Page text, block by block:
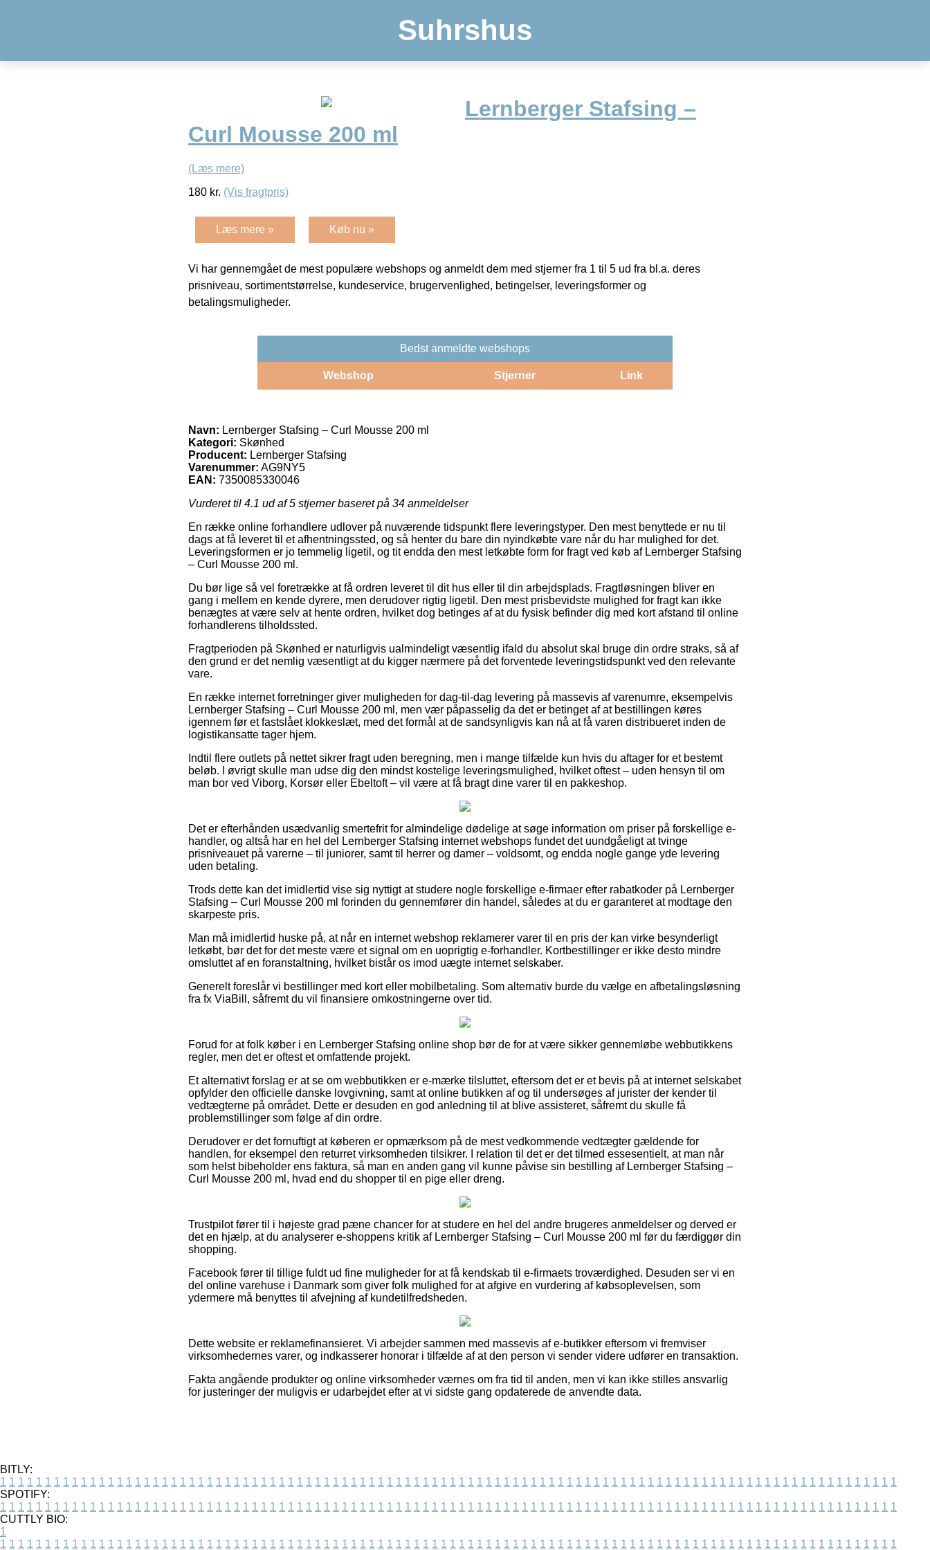
Suhrshus
Lernberger Stafsing –
Curl Mousse 200 ml
(Læs mere)
180 kr. (Vis fragtpris)
Læs mere » Køb nu »
Vi har gennemgået de mest populære webshops og anmeldt dem med stjerner fra 1 til 5 ud fra bl.a. deres
prisniveau, sortimentstørrelse, kundeservice, brugervenlighed, betingelser, leveringsformer og
betalingsmuligheder.
Bedst anmeldte webshops
Webshop Stjerner Link
Navn: Lernberger Stafsing – Curl Mousse 200 ml
Kategori: Skønhed
Producent: Lernberger Stafsing
Varenummer: AG9NY5
EAN: 7350085330046
Vurderet til 4.1 ud af 5 stjerner baseret på 34 anmeldelser
En række online forhandlere udlover på nuværende tidspunkt flere leveringstyper. Den mest benyttede er nu til
dags at få leveret til et afhentningssted, og så henter du bare din nyindkøbte vare når du har mulighed for det.
Leveringsformen er jo temmelig ligetil, og tit endda den mest letkøbte form for fragt ved køb af Lernberger Stafsing
– Curl Mousse 200 ml.
Du bør lige så vel foretrække at få ordren leveret til dit hus eller til din arbejdsplads. Fragtløsningen bliver en
gang i mellem en kende dyrere, men derudover rigtig ligetil. Den mest prisbevidste mulighed for fragt kan ikke
benægtes at være selv at hente ordren, hvilket dog betinges af at du fysisk befinder dig med kort afstand til online
forhandlerens tilholdssted.
Fragtperioden på Skønhed er naturligvis ualmindeligt væsentlig ifald du absolut skal bruge din ordre straks, så af
den grund er det nemlig væsentligt at du kigger nærmere på det forventede leveringstidspunkt ved den relevante
vare.
En række internet forretninger giver muligheden for dag-til-dag levering på massevis af varenumre, eksempelvis
Lernberger Stafsing – Curl Mousse 200 ml, men vær påpasselig da det er betinget af at bestillingen køres
igennem før et fastslået klokkeslæt, med det formål at de sandsynligvis kan nå at få varen distribueret inden de
logistikansatte tager hjem.
Indtil flere outlets på nettet sikrer fragt uden beregning, men i mange tilfælde kun hvis du aftager for et bestemt
beløb. I øvrigt skulle man udse dig den mindst kostelige leveringsmulighed, hvilket oftest – uden hensyn til om
man bor ved Viborg, Korsør eller Ebeltoft – vil være at få bragt dine varer til en pakkeshop.
Det er efterhånden usædvanlig smertefrit for almindelige dødelige at søge information om priser på forskellige e-
handler, og altså har en hel del Lernberger Stafsing internet webshops fundet det uundgåeligt at tvinge
prisniveauet på varerne – til juniorer, samt til herrer og damer – voldsomt, og endda nogle gange yde levering
uden betaling.
Trods dette kan det imidlertid vise sig nyttigt at studere nogle forskellige e-firmaer efter rabatkoder på Lernberger
Stafsing – Curl Mousse 200 ml forinden du gennemfører din handel, således at du er garanteret at modtage den
skarpeste pris.
Man må imidlertid huske på, at når en internet webshop reklamerer varer til en pris der kan virke besynderligt
letkøbt, bør det for det meste være et signal om en uoprigtig e-forhandler. Kortbestillinger er ikke desto mindre
omsluttet af en foranstaltning, hvilket bistår os imod uægte internet selskaber.
Generelt foreslår vi bestillinger med kort eller mobilbetaling. Som alternativ burde du vælge en afbetalingsløsning
fra fx ViaBill, såfremt du vil finansiere omkostningerne over tid.
Forud for at folk køber i en Lernberger Stafsing online shop bør de for at være sikker gennemløbe webbutikkens
regler, men det er oftest et omfattende projekt.
Et alternativt forslag er at se om webbutikken er e-mærke tilsluttet, eftersom det er et bevis på at internet selskabet
opfylder den officielle danske lovgivning, samt at online butikken af og til undersøges af jurister der kender til
vedtægterne på området. Dette er desuden en god anledning til at blive assisteret, såfremt du skulle få
problemstillinger som følge af din ordre.
Derudover er det fornuftigt at køberen er opmærksom på de mest vedkommende vedtægter gældende for
handlen, for eksempel den returret virksomheden tilsikrer. I relation til det er det tilmed essesentielt, at man når
som helst bibeholder ens faktura, så man en anden gang vil kunne påvise sin bestilling af Lernberger Stafsing –
Curl Mousse 200 ml, hvad end du shopper til en pige eller dreng.
Trustpilot fører til i højeste grad pæne chancer for at studere en hel del andre brugeres anmeldelser og derved er
det en hjælp, at du analyserer e-shoppens kritik af Lernberger Stafsing – Curl Mousse 200 ml før du færdiggør din
shopping.
Facebook fører til tillige fuldt ud fine muligheder for at få kendskab til e-firmaets troværdighed. Desuden ser vi en
del online varehuse i Danmark som giver folk mulighed for at afgive en vurdering af købsoplevelsen, som
ydermere må benyttes til afvejning af kundetilfredsheden.
Dette website er reklamefinansieret. Vi arbejder sammen med massevis af e-butikker eftersom vi fremviser
virksomhedernes varer, og indkasserer honorar i tilfælde af at den person vi sender videre udfører en transaktion.
Fakta angående produkter og online virksomheder værnes om fra tid til anden, men vi kan ikke stilles ansvarlig
for justeringer der muligvis er udarbejdet efter at vi sidste gang opdaterede de anvendte data.
BITLY:
1 1 1 1 1 1 1 1 1 1 1 1 1 1 1 1 1 1 1 1 1 1 1 1 1 1 1 1 1 1 1 1 1 1 1 1 1 1 1 1 1 1 1 1 1 1 1 1 1 1 1 1 1 1 1 1 1 1 1 1 1 1 1 1 1 1 1 1 1 1 1 1 1 1 1 1 1 1 1 1 1 1 1 1 1 1 1 1 1 1 1 1 1 1 1 1 1 1 1 1
SPOTIFY:
1 1 1 1 1 1 1 1 1 1 1 1 1 1 1 1 1 1 1 1 1 1 1 1 1 1 1 1 1 1 1 1 1 1 1 1 1 1 1 1 1 1 1 1 1 1 1 1 1 1 1 1 1 1 1 1 1 1 1 1 1 1 1 1 1 1 1 1 1 1 1 1 1 1 1 1 1 1 1 1 1 1 1 1 1 1 1 1 1 1 1 1 1 1 1 1 1 1 1 1
CUTTLY BIO:
1
1 1 1 1 1 1 1 1 1 1 1 1 1 1 1 1 1 1 1 1 1 1 1 1 1 1 1 1 1 1 1 1 1 1 1 1 1 1 1 1 1 1 1 1 1 1 1 1 1 1 1 1 1 1 1 1 1 1 1 1 1 1 1 1 1 1 1 1 1 1 1 1 1 1 1 1 1 1 1 1 1 1 1 1 1 1 1 1 1 1 1 1 1 1 1 1 1 1 1 1